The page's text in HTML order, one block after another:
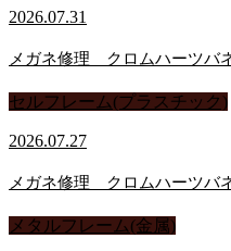
2026.07.31
メガネ修理 クロムハーツバ
セルフレーム(プラスチック)
2026.07.27
メガネ修理 クロムハーツバ
メタルフレーム(金属)